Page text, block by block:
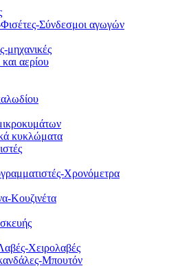
Σύνδεσμοι αγωγών
μηχανικές
αερίου
κυκλώματα
Χρονόμετρα
Κουζινέτα
Χειρολαβές
Μπουτόν